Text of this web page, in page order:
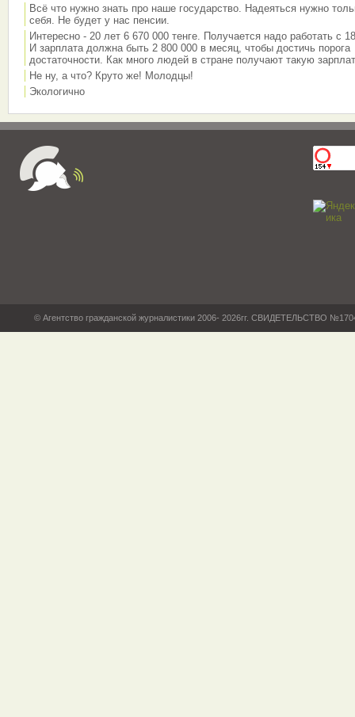
Всё что нужно знать про наше государство. Надеяться нужно
себя. Не будет у нас пенсии.
Интересно - 20 лет 6 670 000 тенге. Получается надо работать с
И зарплата должна быть 2 800 000 в месяц, чтобы достичь порога
достаточности. Как много людей в стране получают такую
Не ну, а что? Круто же! Молодцы!
Экологично
© Агентство гражданской журналистики 2006- 2026гг. СВИДЕТЕЛЬСТВО